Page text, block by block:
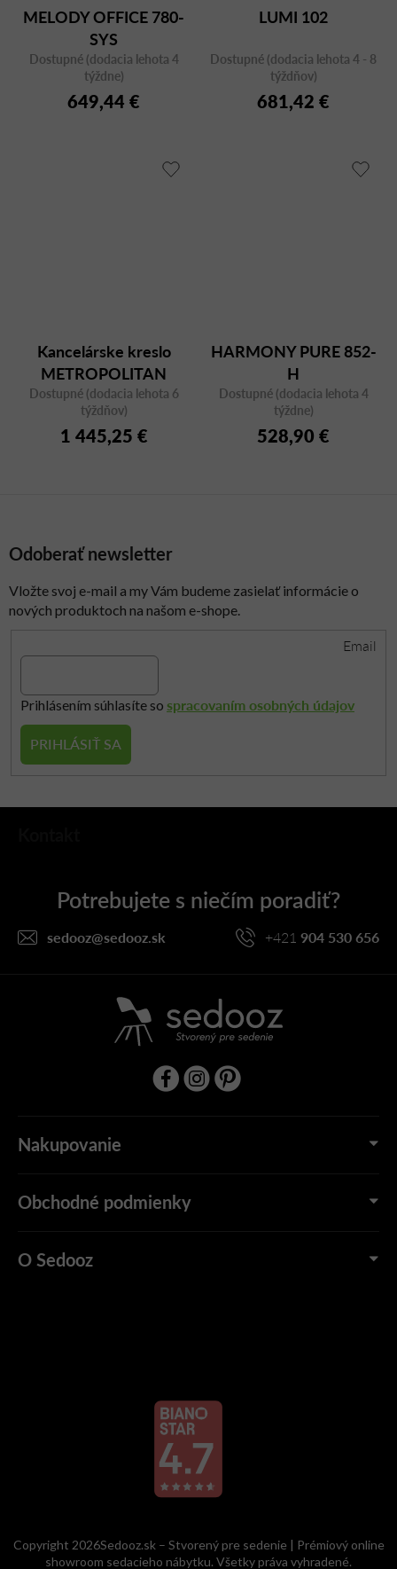
MELODY OFFICE 780-
SYS
Dostupné (dodacia lehota 4
týždne)
649,44 €
LUMI 102
Dostupné (dodacia lehota 4 - 8
týždňov)
681,42 €
Kancelárske kreslo
METROPOLITAN
P8071OG, otočné
Dostupné (dodacia lehota 6
týždňov)
1 445,25 €
HARMONY PURE 852-
H
Dostupné (dodacia lehota 4
týždne)
528,90 €
Odoberať newsletter
Vložte svoj e-mail a my Vám budeme zasielať informácie o
nových produktoch na našom e-shope.
Email
Prihlásením súhlasíte so spracovaním osobných údajov
PRIHLÁSIŤ SA
Z
sedooz@sedooz.sk +421 904 530 656
Nakupovanie
Obchodné podmienky
O Sedooz
Copyright 2026Sedooz.sk – Stvorený pre sedenie | Prémiový online
showroom sedacieho nábytku. Všetky práva vyhradené.